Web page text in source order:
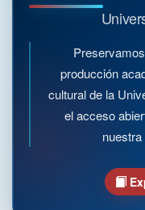
producción
cultural de la
el acceso